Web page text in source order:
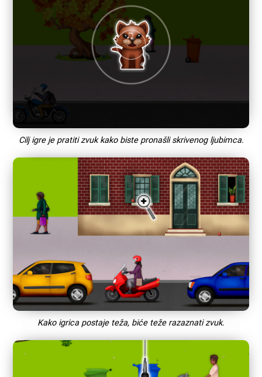
Cilj igre je pratiti zvuk kako biste pronašli skrivenog ljubimca.
Kako igrica postaje teža, biće teže razaznati zvuk.